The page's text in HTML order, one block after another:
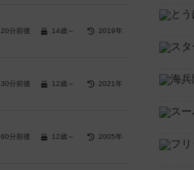
20分前後 14歳～ 2019年
30分前後 12歳～ 2021年
60分前後 12歳～ 2005年